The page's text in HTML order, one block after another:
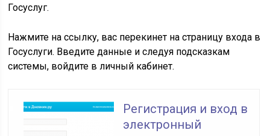
Госуслуг.
Нажмите на ссылку, вас перекинет на страницу входа в
Госуслуги. Введите данные и следуя подсказкам
системы, войдите в личный кабинет.
Регистрация и вход в
электронный